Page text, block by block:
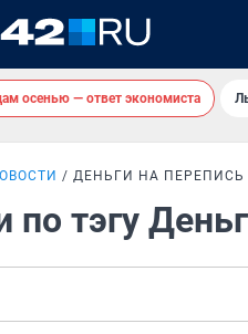
осенью — ответ экономиста
ДЕНЬГИ НА ПЕРЕПИСЬ
по тэгу